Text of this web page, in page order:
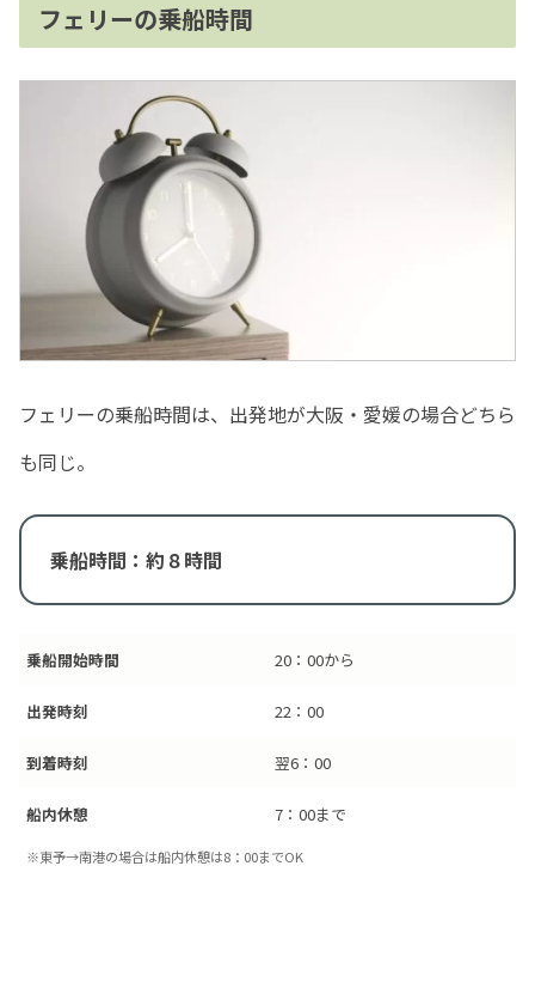
フェリーの乗船時間
フェリーの乗船時間は、出発地が大阪・愛媛の場合どちら
も同じ。
乗船時間：約８時間
乗船開始時間 20：00から
出発時刻 22：00
到着時刻 翌6：00
船内休憩 7：00まで
※東予→南港の場合は船内休憩は8：00までOK